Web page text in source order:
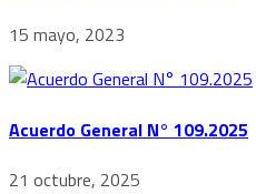
15 mayo, 2023
Acuerdo General N° 109.2025
21 octubre, 2025